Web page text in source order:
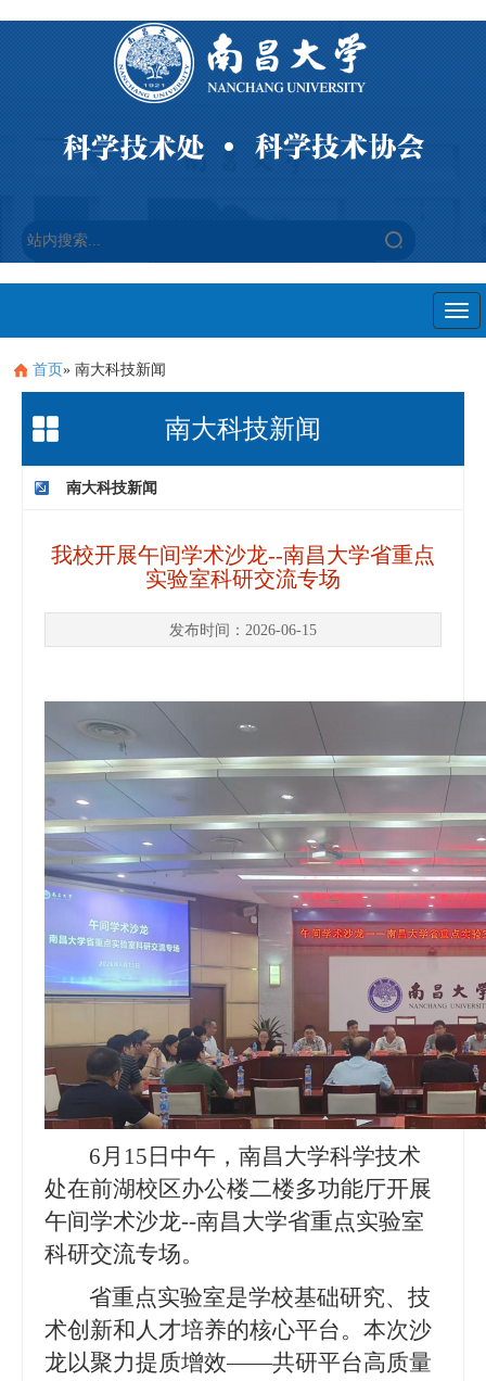
首页» 南大科技新闻
南大科技新闻
南大科技新闻
我校开展午间学术沙龙--南昌大学省重点
实验室科研交流专场
发布时间：2026-06-15
6月15日中午 ，南昌大学科学技术
处在前湖校区办公楼二楼多功能厅开展
午间学术沙龙--南昌大学省重点实验室
科研交流专场。
省重点实验室是学校基础研究、技
术创新和人才培养的核心平台。本次沙
龙以聚力提质增效——共研平台高质量